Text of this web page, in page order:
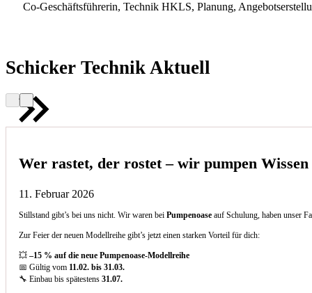
Co-Geschäftsführerin, Technik HKLS, Planung,
Schicker Technik Aktuell
Wer rastet, der rostet – wir pumpen
11. Februar 2026
Stillstand gibt’s bei uns nicht. Wir waren beiPumpenoase auf Schulung, haben unser
Zur Feier der neuen Modellreihe gibt’s jetzt einen starken Vorteil für dich:
💥–15 % auf die neue Pumpenoase-Modellreihe
📅 Gültig vom 11.02. bis 31.03.
🔧 Einbau bis spätestens31.07.